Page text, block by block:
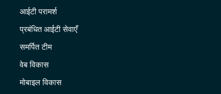
आईटी परामर्श
प्रबंधित आईटी सेवाएँ
समर्पित टीम
वेब विकास
मोबाइल विकास